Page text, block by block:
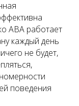
ABA работает
каждый день
не будет,
поведения